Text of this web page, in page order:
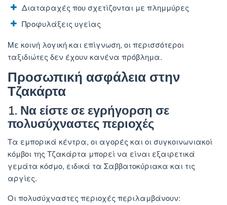
Διαταραχές που σχετίζονται με πλημμύρες
Προφυλάξεις υγείας
Με κοινή λογική και επίγνωση, οι περισσότεροι
ταξιδιώτες δεν έχουν κανένα πρόβλημα.
Προσωπική ασφάλεια στην
Τζακάρτα
1. Να είστε σε εγρήγορση σε
πολυσύχναστες περιοχές
Τα εμπορικά κέντρα, οι αγορές και οι συγκοινωνιακοί
κόμβοι της Τζακάρτα μπορεί να είναι εξαιρετικά
γεμάτα κόσμο, ειδικά τα Σαββατοκύριακα και τις
αργίες.
Οι πολυσύχναστες περιοχές περιλαμβάνουν: